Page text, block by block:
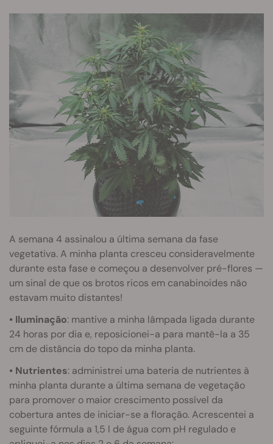
A semana 4 assinalou a última semana da fase
vegetativa. A minha planta cresceu consideravelmente
durante esta fase e começou a desenvolver pré-flores —
um sinal de que os brotos ricos em canabinoides não
estavam muito distantes!
• Iluminação: mantive a minha lâmpada ligada durante
24 horas por dia e, reposicionei-a para mantê-la a 35
cm de distância do topo da minha planta.
• Nutrientes: administrei uma bateria de nutrientes à
minha planta durante a última semana de vegetação
para promover o maior crescimento possível da
cobertura antes de iniciar-se a floração. Acrescentei a
seguinte fórmula a 1,5 l de água com pH regulado e